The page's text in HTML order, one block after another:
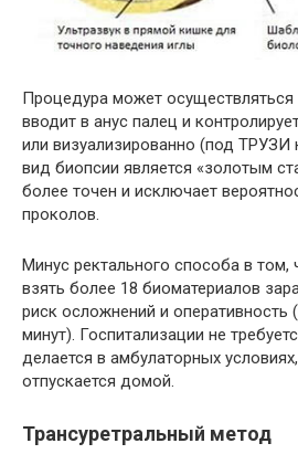
Процедура может осуществляться
вводит в анус палец и
или визуализированно (под ТРУЗИ
вид биопсии является «золотым
более точен и исключает
проколов.
Минус ректального способа в том,
взять более 18 биоматериалов
риск осложнений и оперативность
минут). Госпитализации не
делается в амбулаторных
отпускается домой.
Трансуретральный метод